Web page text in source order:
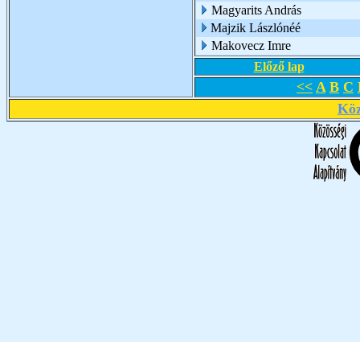
Magyarits András
Majzik Lászlónéé
Makovecz Imre
Előző lap
<< A B C